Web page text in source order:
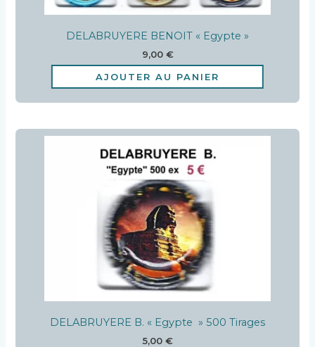
DELABRUYERE BENOIT « Egypte »
9,00 €
AJOUTER AU PANIER
DELABRUYERE B. « Egypte » 500 Tirages
5,00 €